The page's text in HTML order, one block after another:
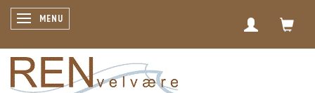
SKIFTE NAVIGATION
MENU